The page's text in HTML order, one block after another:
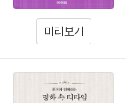
미리보기